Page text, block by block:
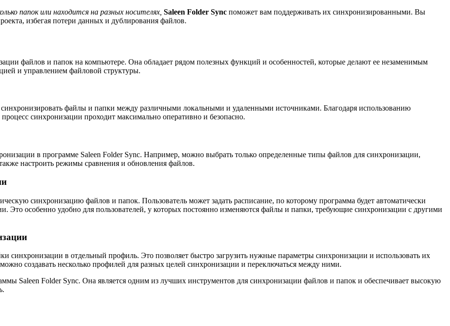
папок или находится на разных носителях, Saleen Folder Sync поможет вам поддерживать их синхронизированными. Вы
избегая потери данных и дублирования файлов.
файлов и папок на компьютере. Она обладает рядом полезных функций и особенностей, которые делают ее незаменимым
и управлением файловой структуры.
файлы и папки между различными локальными и удаленными источниками. Благодаря использованию
синхронизации проходит максимально оперативно и безопасно.
в программе Saleen Folder Sync. Например, можно выбрать только определенные типы файлов для синхронизации,
настроить режимы сравнения и обновления файлов.
синхронизацию файлов и папок. Пользователь может задать расписание, по которому программа будет автоматически
Это особенно удобно для пользователей, у которых постоянно изменяются файлы и папки, требующие синхронизации с другими
синхронизации в отдельный профиль. Это позволяет быстро загрузить нужные параметры синхронизации и использовать их
создавать несколько профилей для разных целей синхронизации и переключаться между ними.
Saleen Folder Sync. Она является одним из лучших инструментов для синхронизации файлов и папок и обеспечивает высокую